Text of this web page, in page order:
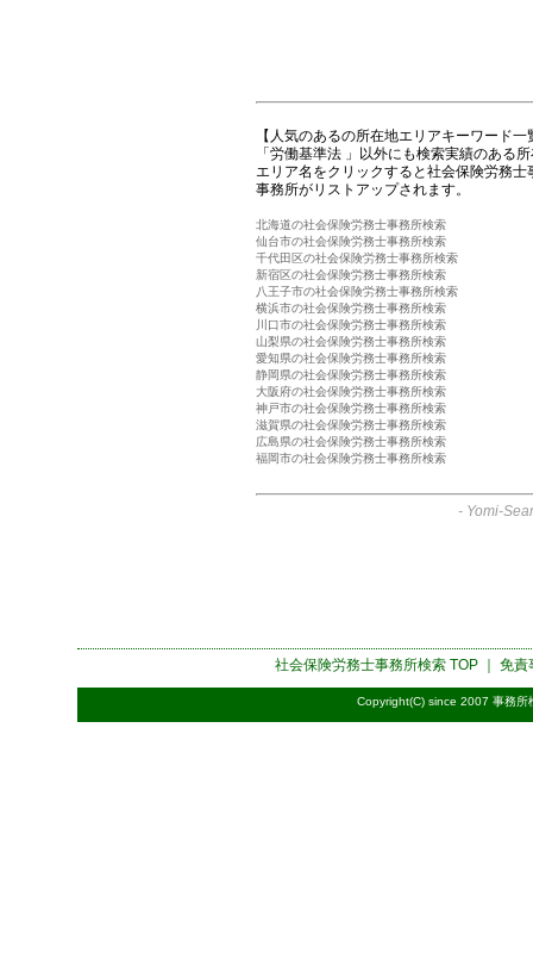
【人気のあるの所在地エリアキーワード一
「労働基準法 」以外にも検索実績のある
エリア名をクリックすると社会保険労務
事務所がリストアップされます。
北海道の社会保険労務士事務所検索
仙台市の社会保険労務士事務所検索
千代田区の社会保険労務士事務所検索
新宿区の社会保険労務士事務所検索
八王子市の社会保険労務士事務所検索
横浜市の社会保険労務士事務所検索
川口市の社会保険労務士事務所検索
山梨県の社会保険労務士事務所検索
愛知県の社会保険労務士事務所検索
静岡県の社会保険労務士事務所検索
大阪府の社会保険労務士事務所検索
神戸市の社会保険労務士事務所検索
滋賀県の社会保険労務士事務所検索
広島県の社会保険労務士事務所検索
福岡市の社会保険労務士事務所検索
- Yomi-
社会保険労務士事務所検索TOP ｜ 免責
Copyright(C) since 2007 事務所